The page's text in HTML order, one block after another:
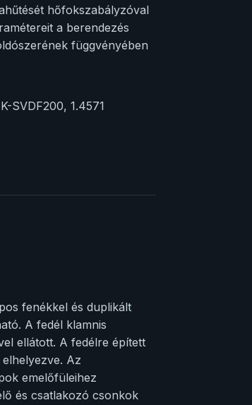
hőfokszabályzóval
a berendezés
függvényében
SVDF200, 1.4571
fenékkel és duplikált
A fedél klamnis
ellátott. A fedélre épített
Az
emelőfüleihez
és csatlakozó csonkok